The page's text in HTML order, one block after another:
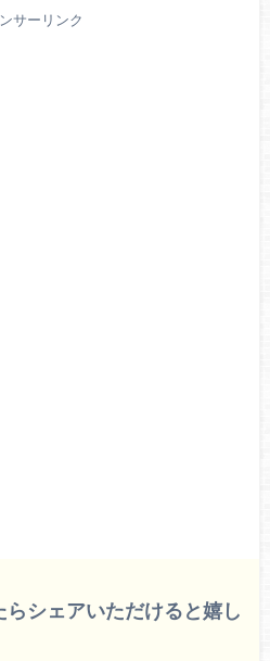
サーリンク
シェアいただけると嬉し